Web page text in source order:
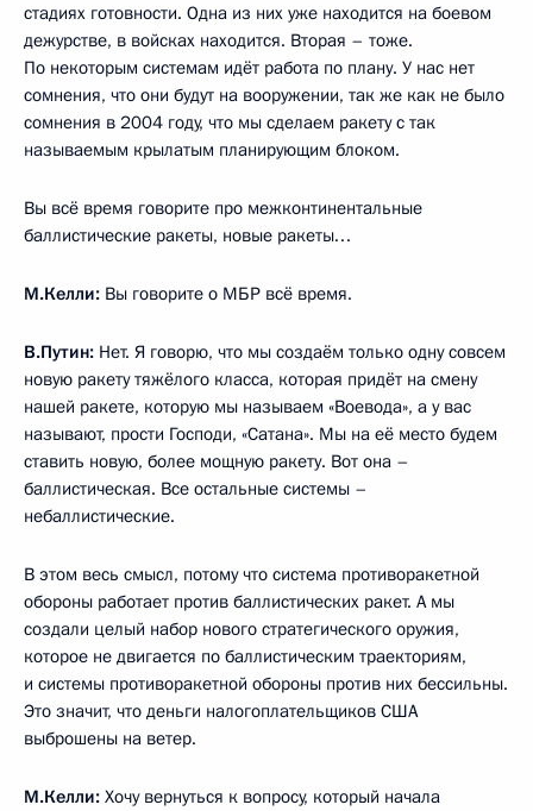
стадиях готовности. Одна из них уже находится на боевом
дежурстве, в войсках находится. Вторая – тоже.
По некоторым системам идёт работа по плану. У нас нет
сомнения, что они будут на вооружении, так же как не было
сомнения в 2004 году, что мы сделаем ракету с так
называемым крылатым планирующим блоком.
Вы всё время говорите про межконтинентальные
баллистические ракеты, новые ракеты…
М.Келли: Вы говорите о МБР всё время.
В.Путин: Нет. Я говорю, что мы создаём только одну совсем
новую ракету тяжёлого класса, которая придёт на смену
нашей ракете, которую мы называем «Воевода», а у вас
называют, прости Господи, «Сатана». Мы на её место будем
ставить новую, более мощную ракету. Вот она –
баллистическая. Все остальные системы –
небаллистические.
В этом весь смысл, потому что система противоракетной
обороны работает против баллистических ракет. А мы
создали целый набор нового стратегического оружия,
которое не двигается по баллистическим траекториям,
и системы противоракетной обороны против них бессильны.
Это значит, что деньги налогоплательщиков США
выброшены на ветер.
М.Келли: Хочу вернуться к вопросу, который начала